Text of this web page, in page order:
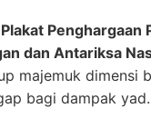
Penghargaan
dan Antariksa
majemuk
bagi dampak yad.